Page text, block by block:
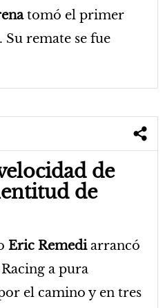
tomó el primer
remate se fue
de
de
Eric Remediarrancó
a pura
el camino y en tres